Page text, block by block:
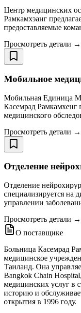
Центр медицинских
Рамкамхэанг
предоставляемые
Просмотреть детали →
Мобильное
Мобильная Единица
Касемрад Рамкамхенг
медицинского
Просмотреть детали →
Отделение
Отделение
специализируется на
управлении
Просмотреть детали →
О поставщике
Больница Касемрад
медицинское
Таиланд. Она
Bangkok Chain
медицинских услуг в
историю и
открытия в 1996 году.